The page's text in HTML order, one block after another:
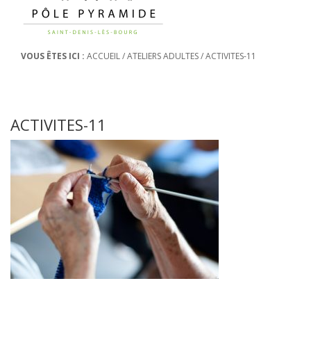
VOUS ÊTES ICI : ACCUEIL/ATELIERS ADULTES/ACTIVITES-11
ACTIVITES-11